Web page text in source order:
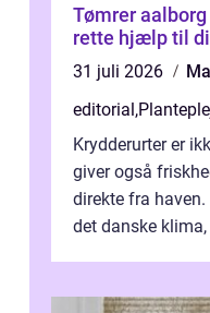
Tømrer aalborg sådan finder du den
rette hjælp til
31 juli 2026
editorial ,
Krydderurter er
giver også
direkte fra
det danske